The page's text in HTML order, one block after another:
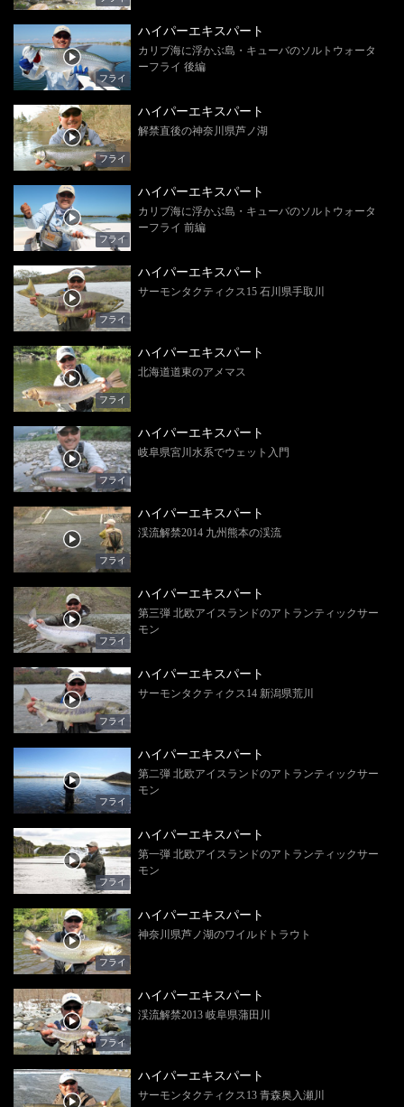
フライ
ハイパーエキスパート
カリブ海に浮かぶ島・キューバのソルトウォータ
ーフライ 後編
フライ
ハイパーエキスパート
解禁直後の神奈川県芦ノ湖
フライ
ハイパーエキスパート
カリブ海に浮かぶ島・キューバのソルトウォータ
ーフライ 前編
フライ
ハイパーエキスパート
サーモンタクティクス15 石川県手取川
フライ
ハイパーエキスパート
北海道道東のアメマス
フライ
ハイパーエキスパート
岐阜県宮川水系でウェット入門
フライ
ハイパーエキスパート
渓流解禁2014 九州熊本の渓流
フライ
ハイパーエキスパート
第三弾 北欧アイスランドのアトランティックサー
モン
フライ
ハイパーエキスパート
サーモンタクティクス14 新潟県荒川
フライ
ハイパーエキスパート
第二弾 北欧アイスランドのアトランティックサー
モン
フライ
ハイパーエキスパート
第一弾 北欧アイスランドのアトランティックサー
モン
フライ
ハイパーエキスパート
神奈川県芦ノ湖のワイルドトラウト
フライ
ハイパーエキスパート
渓流解禁2013 岐阜県蒲田川
ハイパーエキスパート
サーモンタクティクス13 青森奥入瀬川